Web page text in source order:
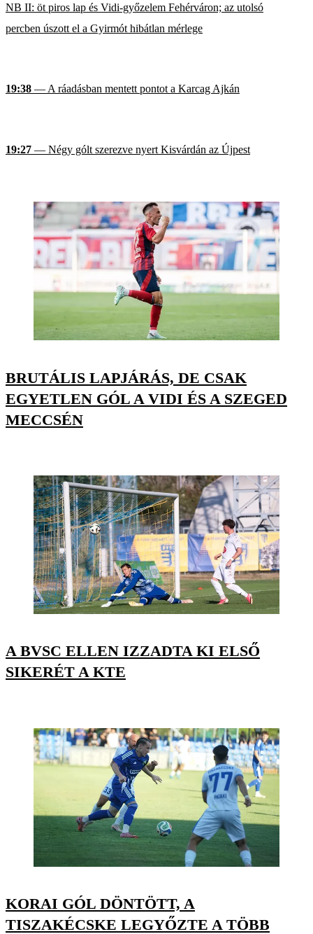
NB II: öt piros lap és Vidi-győzelem Fehérváron; az utolsó
percben úszott el a Gyirmót hibátlan mérlege
19:38 — A ráadásban mentett pontot a Karcag Ajkán
19:27 — Négy gólt szerezve nyert Kisvárdán az Újpest
BRUTÁLIS LAPJÁRÁS, DE CSAK
EGYETLEN GÓL A VIDI ÉS A SZEGED
MECCSÉN
A BVSC ELLEN IZZADTA KI ELSŐ
SIKERÉT A KTE
KORAI GÓL DÖNTÖTT, A
TISZAKÉCSKE LEGYŐZTE A TÖBB